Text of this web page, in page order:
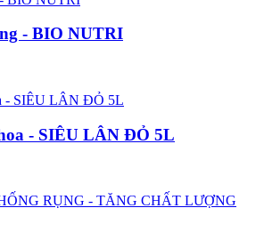
- BIO NUTRI
- SIÊU LÂN ĐỎ 5L